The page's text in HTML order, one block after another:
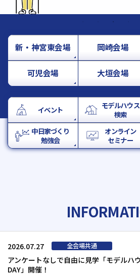
新・神宮東会場 岡崎会場
可児会場 大垣会場
イベント
モデルハウス
検索
中日家づくり
勉強会
オンライン
セミナー
2026.07.27
アンケートなしで自由に見学「モデルハ
DAY」開催！